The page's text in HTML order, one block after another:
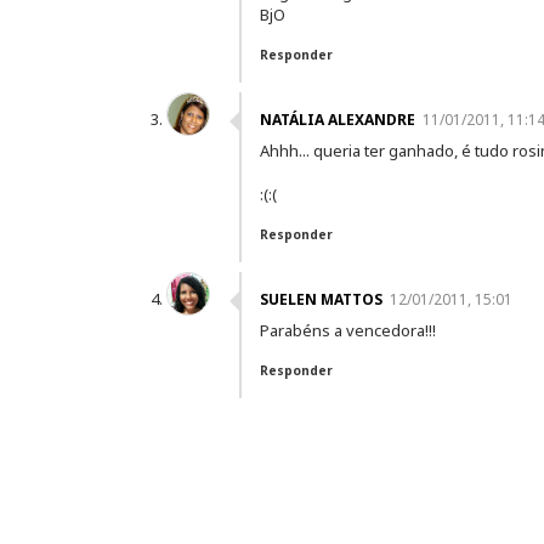
BjO
Responder
NATÁLIA ALEXANDRE 11/01/2011, 11:14
Ahhh... queria ter ganhado, é tudo
:(:(
Responder
SUELEN MATTOS 12/01/2011, 15:01
Parabéns a vencedora!!!
Responder